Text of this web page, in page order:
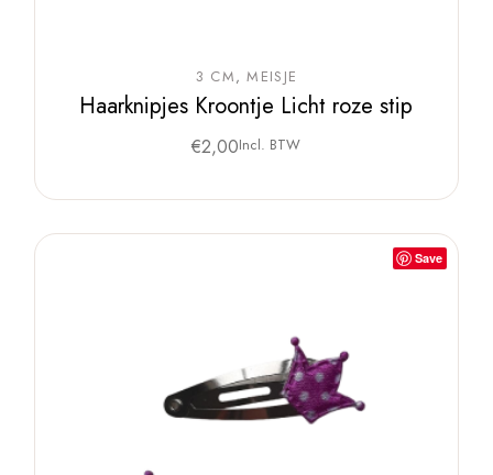
3 CM MEISJE
Haarknipjes Kroontje Licht roze stip
€2,00Incl. BTW
Save